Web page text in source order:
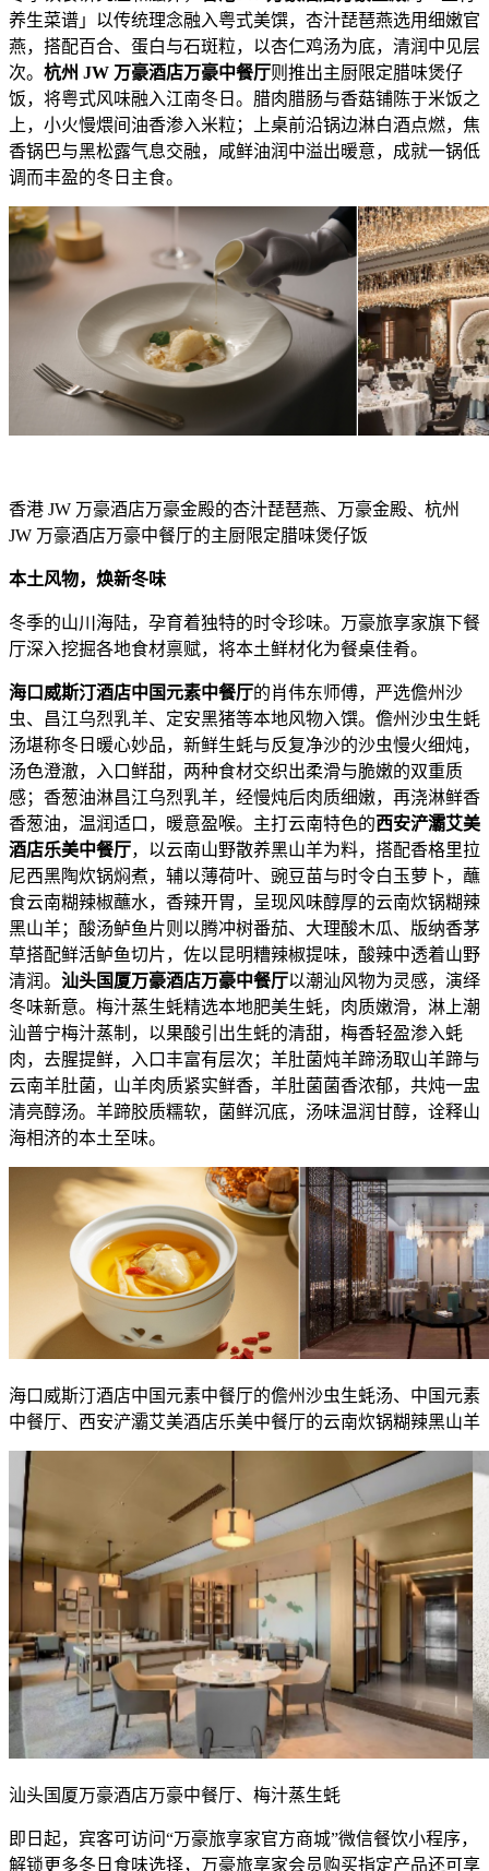
养生菜谱」以传统理念融入粤式美馔，杏汁琵琶燕选用细嫩官
燕，搭配百合、蛋白与石斑粒，以杏仁鸡汤为底，清润中见层
次。 杭州 JW 万豪酒店万豪中餐厅则推出主厨限定腊味煲仔
饭，将粤式风味融入江南冬日。腊肉腊肠与香菇铺陈于米饭之
上，小火慢煨间油香渗入米粒；上桌前沿锅边淋白酒点燃，焦
香锅巴与黑松露气息交融，咸鲜油润中溢出暖意，成就一锅低
调而丰盈的冬日主食。
香港 JW 万豪酒店万豪金殿的杏汁琵琶燕、万豪金殿、杭州
JW 万豪酒店万豪中餐厅的主厨限定腊味煲仔饭
本土风物，焕新冬味
冬季的山川海陆，孕育着独特的时令珍味。万豪旅享家旗下餐
厅深入挖掘各地食材禀赋，将本土鲜材化为餐桌佳肴。
海口威斯汀酒店中国元素中餐厅的肖伟东师傅，严选儋州沙
虫、昌江乌烈乳羊、定安黑猪等本地风物入馔。儋州沙虫生蚝
汤堪称冬日暖心妙品，新鲜生蚝与反复净沙的沙虫慢火细炖，
汤色澄澈，入口鲜甜，两种食材交织出柔滑与脆嫩的双重质
感；香葱油淋昌江乌烈乳羊，经慢炖后肉质细嫩，再浇淋鲜香
香葱油，温润适口，暖意盈喉。主打云南特色的西安浐灞艾美
酒店乐美中餐厅，以云南山野散养黑山羊为料，搭配香格里拉
尼西黑陶炊锅焖煮，辅以薄荷叶、豌豆苗与时令白玉萝卜，蘸
食云南糊辣椒蘸水，香辣开胃，呈现风味醇厚的云南炊锅糊辣
黑山羊；酸汤鲈鱼片则以腾冲树番茄、大理酸木瓜、版纳香茅
草搭配鲜活鲈鱼切片，佐以昆明糟辣椒提味，酸辣中透着山野
清润。 汕头国厦万豪酒店万豪中餐厅以潮汕风物为灵感，演绎
冬味新意。梅汁蒸生蚝精选本地肥美生蚝，肉质嫩滑，淋上潮
汕普宁梅汁蒸制，以果酸引出生蚝的清甜，梅香轻盈渗入蚝
肉，去腥提鲜，入口丰富有层次；羊肚菌炖羊蹄汤取山羊蹄与
云南羊肚菌，山羊肉质紧实鲜香，羊肚菌菌香浓郁，共炖一盅
清亮醇汤。羊蹄胶质糯软，菌鲜沉底，汤味温润甘醇，诠释山
海相济的本土至味。
海口威斯汀酒店中国元素中餐厅的儋州沙虫生蚝汤、中国元素
中餐厅、西安浐灞艾美酒店乐美中餐厅的云南炊锅糊辣黑山羊
汕头国厦万豪酒店万豪中餐厅、梅汁蒸生蚝
即日起，宾客可访问“万豪旅享家官方商城”微信餐饮小程序，
解锁更多冬日食味选择，万豪旅享家会员购买指定产品还可享